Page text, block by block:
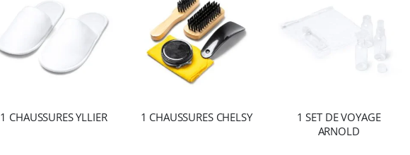
1 CHAUSSURES YLLIER 1 CHAUSSURES CHELSY
1 SET DE VOYAGE
ARNOLD